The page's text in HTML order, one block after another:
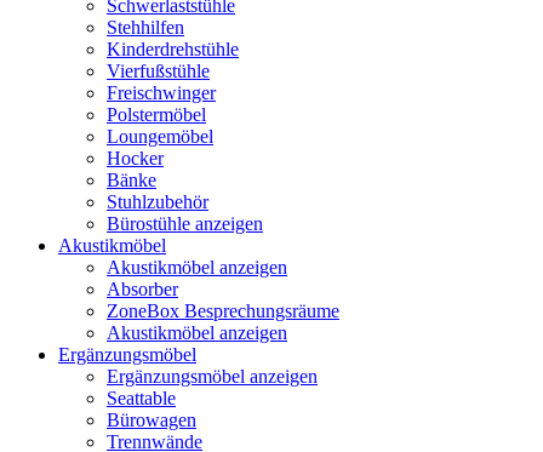
Schwerlaststühle
Stehhilfen
Kinderdrehstühle
Vierfußstühle
Freischwinger
Polstermöbel
Loungemöbel
Hocker
Bänke
Stuhlzubehör
Bürostühle anzeigen
Akustikmöbel
Akustikmöbel anzeigen
Absorber
ZoneBox Besprechungsräume
Akustikmöbel anzeigen
Ergänzungsmöbel
Ergänzungsmöbel anzeigen
Seattable
Bürowagen
Trennwände